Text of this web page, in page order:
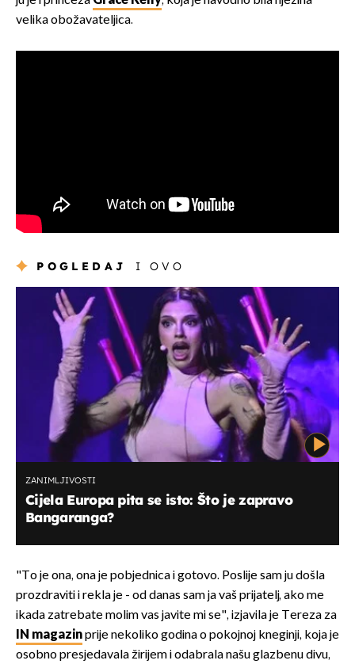
velika obožavateljica.
POGLEDAJ I OVO
ZANIMLJIVOSTI
Cijela Europa pita se isto: Što je zapravo
Bangaranga?
"To je ona, ona je pobjednica i gotovo. Poslije sam ju došla
prozdraviti i rekla je - od danas sam ja vaš prijatelj, ako me
ikada zatrebate molim vas javite mi se", izjavila je Tereza za
IN magazinprije nekoliko godina o pokojnoj kneginji, koja je
osobno presjedavala žirijem i odabrala našu glazbenu divu,